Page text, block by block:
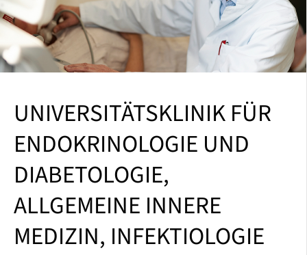
UNIVERSITÄTSKLINIK FÜR
ENDOKRINOLOGIE UND
DIABETOLOGIE,
ALLGEMEINE INNERE
MEDIZIN, INFEKTIOLOGIE